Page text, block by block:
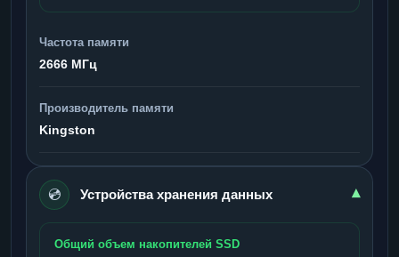
Частота памяти
2666 МГц
Производитель памяти
Kingston
💿 Устройства хранения данных ▾
Общий объем накопителей SSD